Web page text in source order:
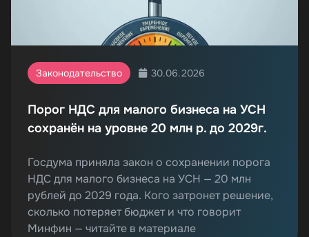
Законодательство 30.06.2026
Порог НДС для малого бизнеса на УСН
сохранён на уровне 20 млн р. до 2029г.
Госдума приняла закон о сохранении порога
НДС для малого бизнеса на УСН — 20 млн
рублей до 2029 года. Кого затронет решение,
сколько потеряет бюджет и что говорит
Минфин — читайте в материале